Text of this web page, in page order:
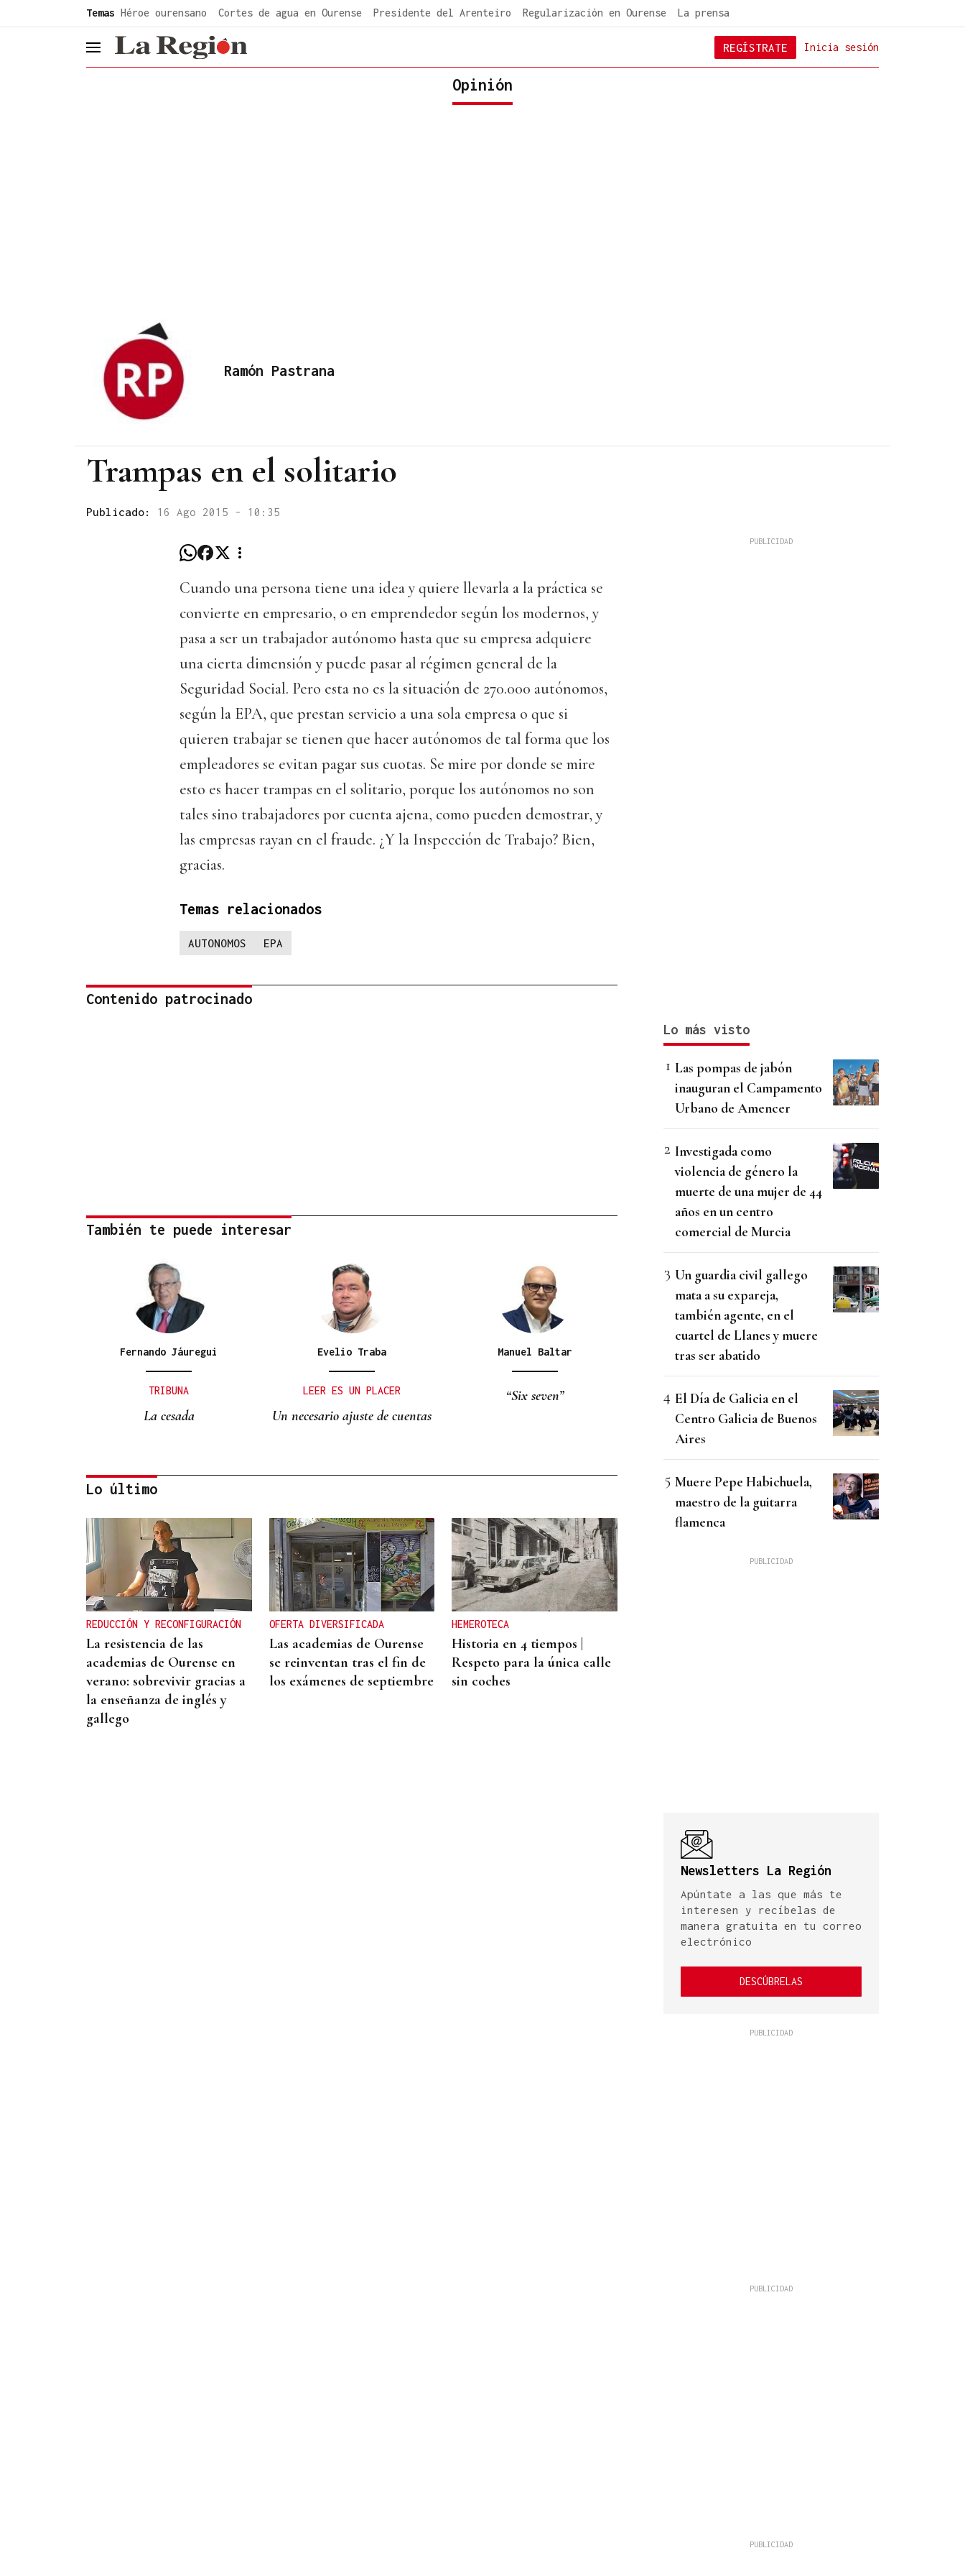
Temas Héroe ourensano Cortes de agua en Ourense Presidente del Arenteiro Regularización en Ourense La prensa
header.menu.open Inicia sesión
REGÍSTRATE
Opinión
Ramón Pastrana
Trampas en el solitario
Publicado: 16 Ago 2015 - 10:35
Cuando una persona tiene una idea y quiere llevarla a la práctica se
convierte en empresario, o en emprendedor según los modernos, y
pasa a ser un trabajador autónomo hasta que su empresa adquiere
una cierta dimensión y puede pasar al régimen general de la
Seguridad Social. Pero esta no es la situación de 270.000 autónomos,
según la EPA, que prestan servicio a una sola empresa o que si
quieren trabajar se tienen que hacer autónomos de tal forma que los
empleadores se evitan pagar sus cuotas. Se mire por donde se mire
esto es hacer trampas en el solitario, porque los autónomos no son
tales sino trabajadores por cuenta ajena, como pueden demostrar, y
las empresas rayan en el fraude. ¿Y la Inspección de Trabajo? Bien,
gracias.
Temas relacionados
AUTONOMOS EPA
Contenido patrocinado
También te puede interesar
Fernando Jáuregui
TRIBUNA
La cesada
Evelio Traba
LEER ES UN PLACER
Un necesario ajuste de cuentas
Manuel Baltar
“Six seven”
Eduardo Medrano
Primera carrera de Ascot
Lo último
REDUCCIÓN Y RECONFIGURACIÓN
La resistencia de las
academias de Ourense en
verano: sobrevivir gracias a
la enseñanza de inglés y
gallego
OFERTA DIVERSIFICADA
Las academias de Ourense
se reinventan tras el fin de
los exámenes de septiembre
HEMEROTECA
Historia en 4 tiempos |
Respeto para la única calle
sin coches
Lo más visto
Las pompas de jabón
inauguran el Campamento
Urbano de Amencer
Investigada como
violencia de género la
muerte de una mujer de 44
años en un centro
comercial de Murcia
Un guardia civil gallego
mata a su expareja,
también agente, en el
cuartel de Llanes y muere
tras ser abatido
El Día de Galicia en el
Centro Galicia de Buenos
Aires
Muere Pepe Habichuela,
maestro de la guitarra
flamenca
Newsletters La Región
Apúntate a las que más te
interesen y recíbelas de
manera gratuita en tu correo
electrónico
DESCÚBRELAS